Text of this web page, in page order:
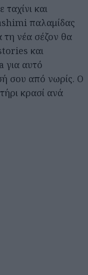
και
παλαμίδας
νέα σέζον θα
και
για αυτό
σου από νωρίς. Ο
κρασί ανά